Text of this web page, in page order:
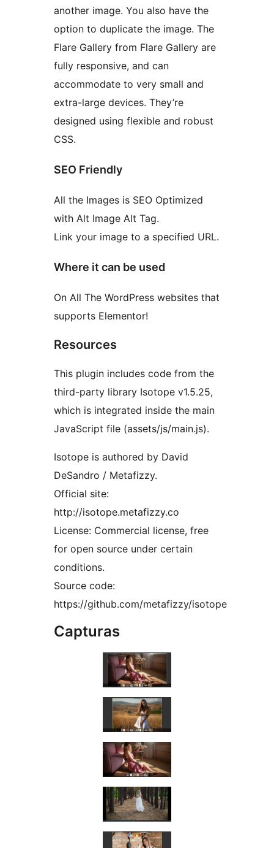
another image. You also have the
option to duplicate the image. The
Flare Gallery from Flare Gallery are
fully responsive, and can
accommodate to very small and
extra-large devices. They’re
designed using flexible and robust
CSS.
SEO Friendly
All the Images is SEO Optimized
with Alt Image Alt Tag.
Link your image to a specified URL.
Where it can be used
On All The WordPress websites that
supports Elementor!
Resources
This plugin includes code from the
third-party library Isotope v1.5.25,
which is integrated inside the main
JavaScript file (assets/js/main.js).
Isotope is authored by David
DeSandro / Metafizzy.
Official site:
http://isotope.metafizzy.co
License: Commercial license, free
for open source under certain
conditions.
Source code:
https://github.com/metafizzy/isotope
Capturas